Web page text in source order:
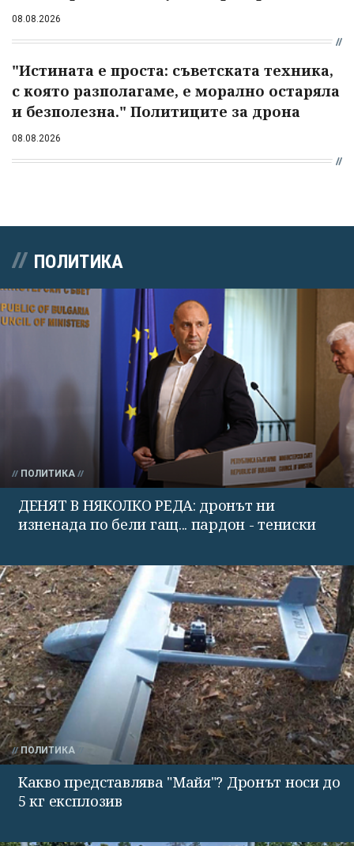
08.08.2026
"Истината е проста: съветската техника,
с която разполагаме, е морално остаряла
и безполезна." Политиците за дрона
08.08.2026
ПОЛИТИКА
ПОЛИТИКА
ДЕНЯТ В НЯКОЛКО РЕДА: дронът ни
изненада по бели гащ... пардон - тениски
ПОЛИТИКА
Какво представлява "Майя"? Дронът носи до
5 кг експлозив